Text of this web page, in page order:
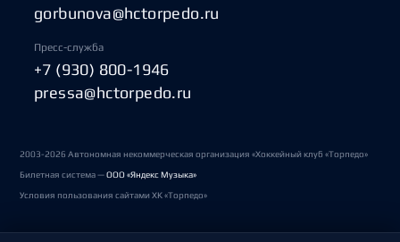
gorbunova@hctorpedo.ru
Пресс-служба
+7 (930) 800-1946
pressa@hctorpedo.ru
2003-2026 Автономная некоммерческая организация «Хоккейный клуб «Торпедо»
Билетная система —ООО «Яндекс Музыка»
Условия пользования сайтами ХК «Торпедо»